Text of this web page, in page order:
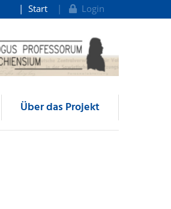
Start Login
Über das Projekt